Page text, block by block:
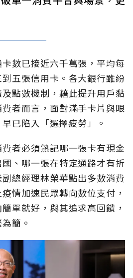
數已接近六千萬張，平均每
五張信用卡。各大銀行雖紛
點數機制，藉此提升用戶黏
者而言，面對滿手卡片與眼
已陷入「選擇疲勞」。
費者必須熟記哪一張卡有現金
、哪一張在特定通路才有折
總經理林榮華點出多數消費
情加速民眾轉向數位支付，
單就好，與其追求高回饋，
簡。